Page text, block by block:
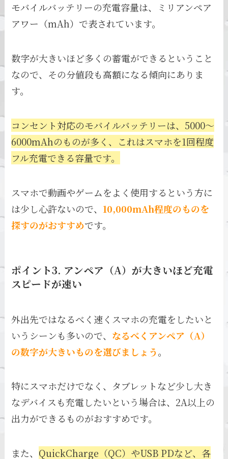
モバイルバッテリーの充電容量は、ミリアンペア
アワー（mAh）で表されています。
数字が大きいほど多くの蓄電ができるということ
なので、その分値段も高額になる傾向にありま
す。
コンセント対応のモバイルバッテリーは、5000～
6000mAhのものが多く、これはスマホを1回程度
フル充電できる容量です。
スマホで動画やゲームをよく使用するという方に
は少し心許ないので、10,000mAh程度のものを
探すのがおすすめです。
ポイント3. アンペア（A）が大きいほど充電
スピードが速い
外出先ではなるべく速くスマホの充電をしたいと
いうシーンも多いので、 なるべくアンペア（A）
の数字が大きいものを選びましょう。
特にスマホだけでなく、タブレットなど少し大き
なデバイスも充電したいという場合は、2A以上の
出力ができるものがおすすめです。
また、 QuickCharge（QC）やUSB PDなど、各